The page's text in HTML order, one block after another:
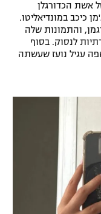
אשת הכדורגלן
כיכב במונדיאליטו.
והתמונות שלה
לנסוק. בסוף
עגיל נועז שעשתה